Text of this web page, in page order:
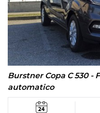
Burstner Copa C 530 -
automatico